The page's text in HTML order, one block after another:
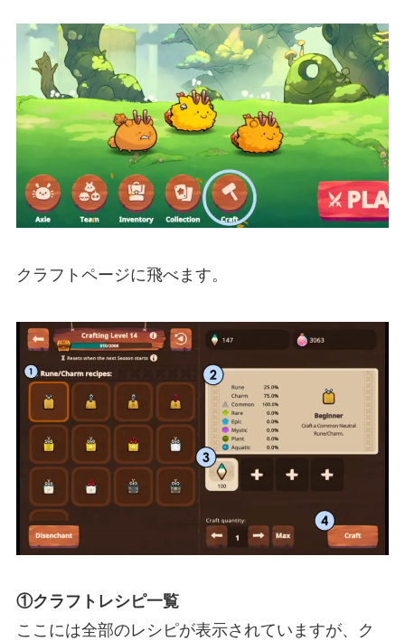
クラフトページに飛べます。
①クラフトレシピ一覧
ここには全部のレシピが表示されていますが、ク